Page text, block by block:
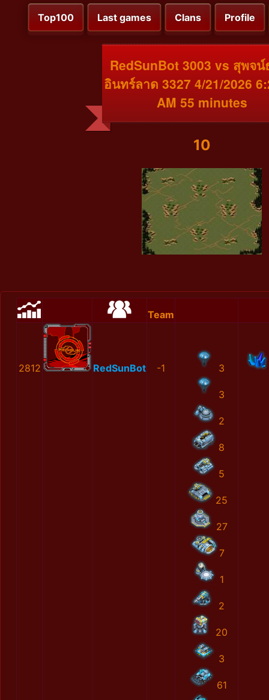
Top100 Last games Clans Profile
RedSunBot 3003 vs สุพจน์
อินทร์ลาด 3327 4/21/2026
AM 55 minutes
10
Team
2812 RedSunBot -1 3
3
2
8
5
25
27
7
1
2
20
3
61